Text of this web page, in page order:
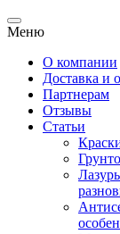
Меню
О компании
Доставка и
Партнерам
Отзывы
Статьи